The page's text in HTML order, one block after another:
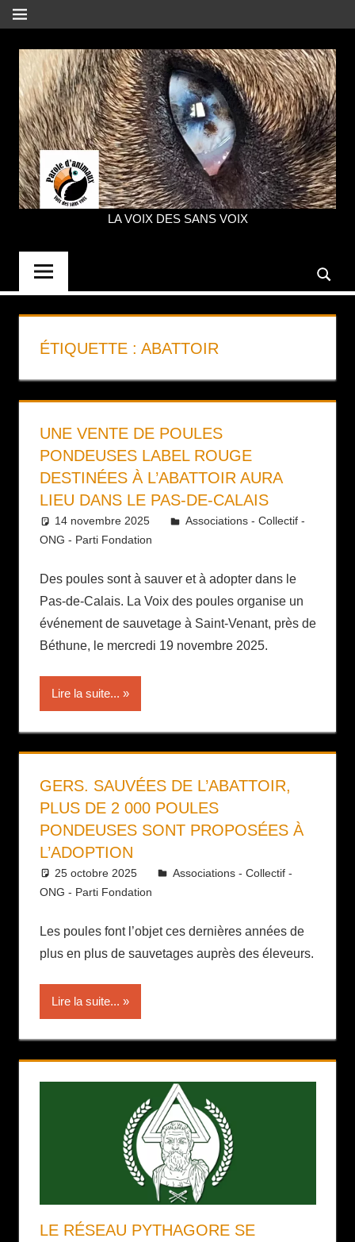
Aller
au
contenu
MENU
PAROLE
LA VOIX DES SANS VOIX
ÉTIQUETTE : ABATTOIR
UNE VENTE DE POULES
PONDEUSES LABEL ROUGE
DESTINÉES À L’ABATTOIR AURA
LIEU DANS LE PAS-DE-CALAIS
14 novembre 2025 Daniel
Associations - Collectif -
ONG - Parti Fondation
Des poules sont à sauver et à adopter dans le
Pas-de-Calais. La Voix des poules organise un
événement de sauvetage à Saint-Venant, près de
Béthune, le mercredi 19 novembre 2025.
Lire la suite...
GERS. SAUVÉES DE L’ABATTOIR,
PLUS DE 2 000 POULES
PONDEUSES SONT PROPOSÉES À
L’ADOPTION
25 octobre 2025 Daniel
Associations - Collectif -
ONG - Parti Fondation
Les poules font l’objet ces dernières années de
plus en plus de sauvetages auprès des éleveurs.
Lire la suite...
LE RÉSEAU PYTHAGORE SE